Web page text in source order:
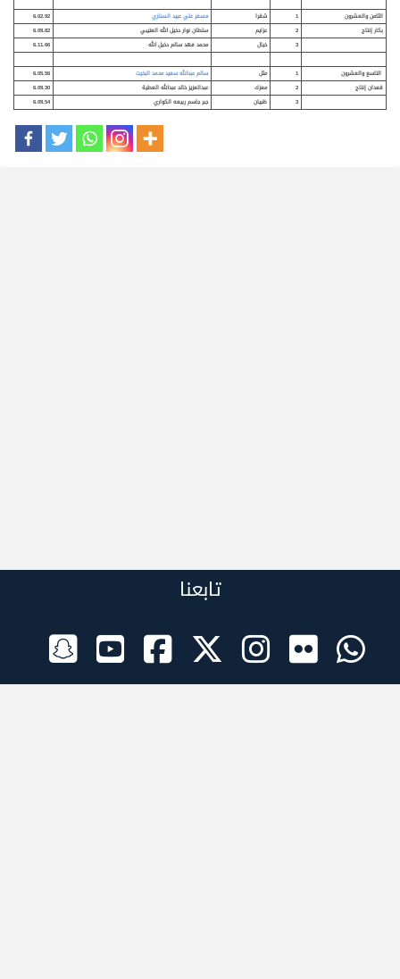
الثامن والعشرون 1 شقرا مسفر علي عبيد السناري
6.02.92
بكار إنتاج
2 عزايم سلطان نوار دخيل الله العتيبي
6.09.82
3
خيال محمد فهد سالم دخيل الله 6.11.66
التاسع والعشرون 1 مثل سالم عبدالله سعيد محمد البخيت
6.05.56
قعدان إنتاج
2 معزك عبدالعزيز خالد عبدالله العطية
6.09.30
3
ظبيان جبر جاسم ربيعه الكواري 6.09.54
تابعنا